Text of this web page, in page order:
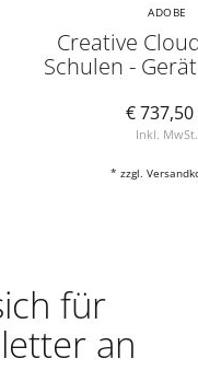
ADOBE
Creative
Schulen -
€
Inkl. MwSt.
* zzgl.
für
an